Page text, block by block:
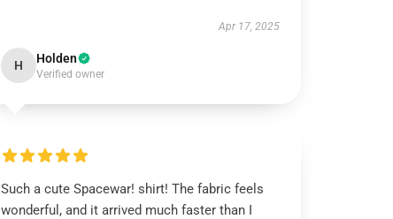
Apr 17, 2025
H Holden
Verified owner
Such a cute Spacewar! shirt! The fabric feels
wonderful, and it arrived much faster than I